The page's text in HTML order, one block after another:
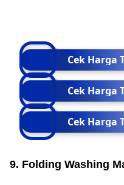
Cek Harga
Cek Harga
Cek Harga
9. Folding Washing